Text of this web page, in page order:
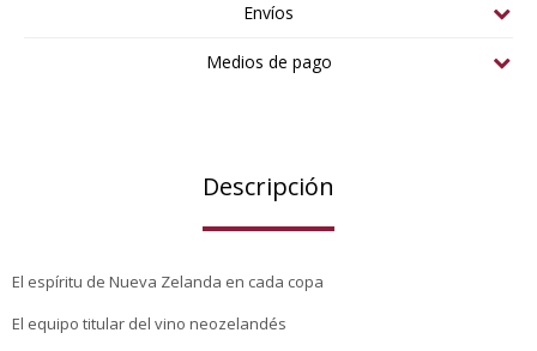
Envíos
Medios de pago
Descripción
El espíritu de Nueva Zelanda en cada copa
El equipo titular del vino neozelandés